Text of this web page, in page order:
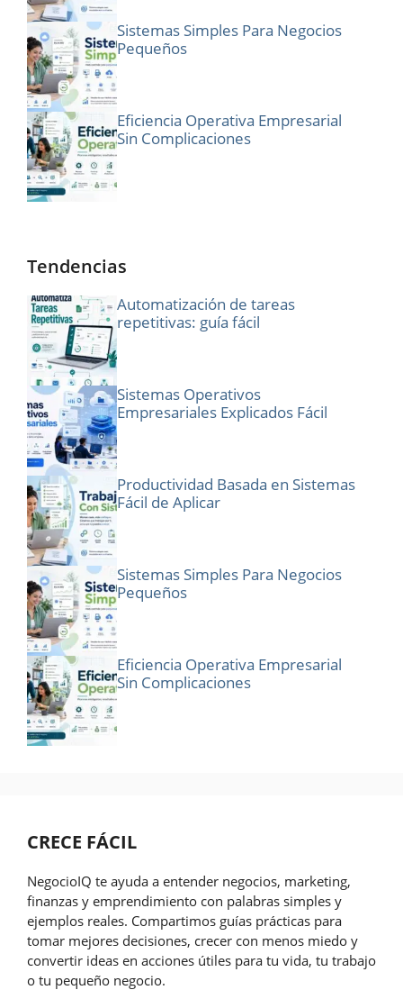
Sistemas Simples Para Negocios
Pequeños
Eficiencia Operativa Empresarial
Sin Complicaciones
Tendencias
Automatización de tareas
repetitivas: guía fácil
Sistemas Operativos
Empresariales Explicados Fácil
Productividad Basada en Sistemas
Fácil de Aplicar
Sistemas Simples Para Negocios
Pequeños
Eficiencia Operativa Empresarial
Sin Complicaciones
CRECE FÁCIL
NegocioIQ te ayuda a entender negocios, marketing,
finanzas y emprendimiento con palabras simples y
ejemplos reales. Compartimos guías prácticas para
tomar mejores decisiones, crecer con menos miedo y
convertir ideas en acciones útiles para tu vida, tu trabajo
o tu pequeño negocio.